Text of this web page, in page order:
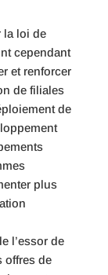
la loi de
cependant
et renforcer
de filiales
de
plus
l’essor de
offres de